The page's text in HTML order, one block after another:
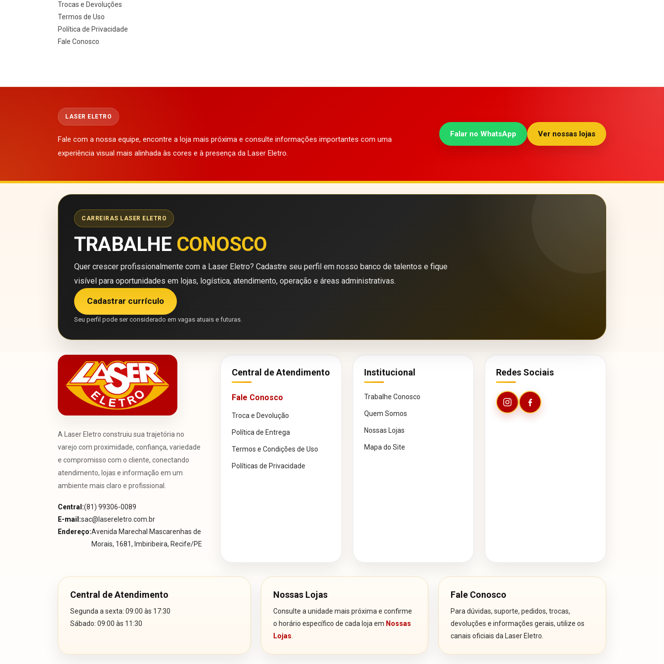
Trocas e Devoluções
Termos de Uso
Política de Privacidade
Fale Conosco
LASER ELETRO
Fale com a nossa equipe, encontre a loja mais próxima e consulte informações importantes com uma
experiência visual mais alinhada às cores e à presença da Laser Eletro.
Falar no WhatsApp Ver nossas lojas
CARREIRAS LASER ELETRO
TRABALHE CONOSCO
Quer crescer profissionalmente com a Laser Eletro? Cadastre seu perfil em nosso banco de talentos e fique
visível para oportunidades em lojas, logística, atendimento, operação e áreas administrativas.
Cadastrar currículo
Seu perfil pode ser considerado em vagas atuais e futuras.
A Laser Eletro construiu sua trajetória no
varejo com proximidade, confiança, variedade
e compromisso com o cliente, conectando
atendimento, lojas e informação em um
ambiente mais claro e profissional.
Central:(81) 99306-0089
E-mail:sac@lasereletro.com.br
Endereço:Avenida Marechal Mascarenhas de
Morais, 1681, Imbiribeira, Recife/PE
Central de Atendimento
Fale Conosco
Troca e Devolução
Política de Entrega
Termos e Condições de Uso
Políticas de Privacidade
Institucional
Trabalhe Conosco
Quem Somos
Nossas Lojas
Mapa do Site
Redes Sociais
Central de Atendimento
Segunda a sexta: 09:00 às 17:30
Sábado: 09:00 às 11:30
Nossas Lojas
Consulte a unidade mais próxima e confirme
o horário específico de cada loja em Nossas
Lojas
Fale Conosco
Para dúvidas, suporte, pedidos, trocas,
devoluções e informações gerais, utilize os
canais oficiais da Laser Eletro.